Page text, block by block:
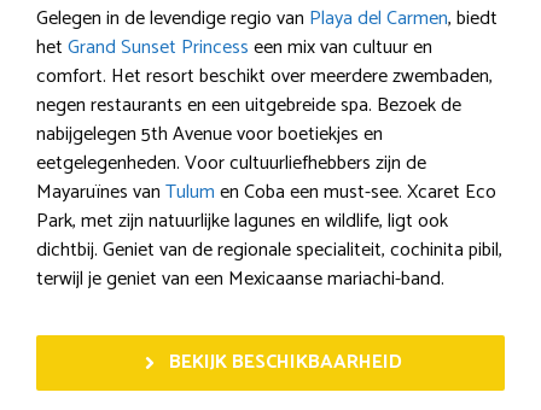
Gelegen in de levendige regio van Playa del Carmen, biedt
hetGrand Sunset Princesseen mix van cultuur en
comfort. Het resort beschikt over meerdere zwembaden,
negen restaurants en een uitgebreide spa. Bezoek de
nabijgelegen 5th Avenue voor boetiekjes en
eetgelegenheden. Voor cultuurliefhebbers zijn de
Mayaruïnes vanTulumen Coba een must-see. Xcaret Eco
Park, met zijn natuurlijke lagunes en wildlife, ligt ook
dichtbij. Geniet van de regionale specialiteit, cochinita pibil,
terwijl je geniet van een Mexicaanse mariachi-band.
BEKIJK BESCHIKBAARHEID